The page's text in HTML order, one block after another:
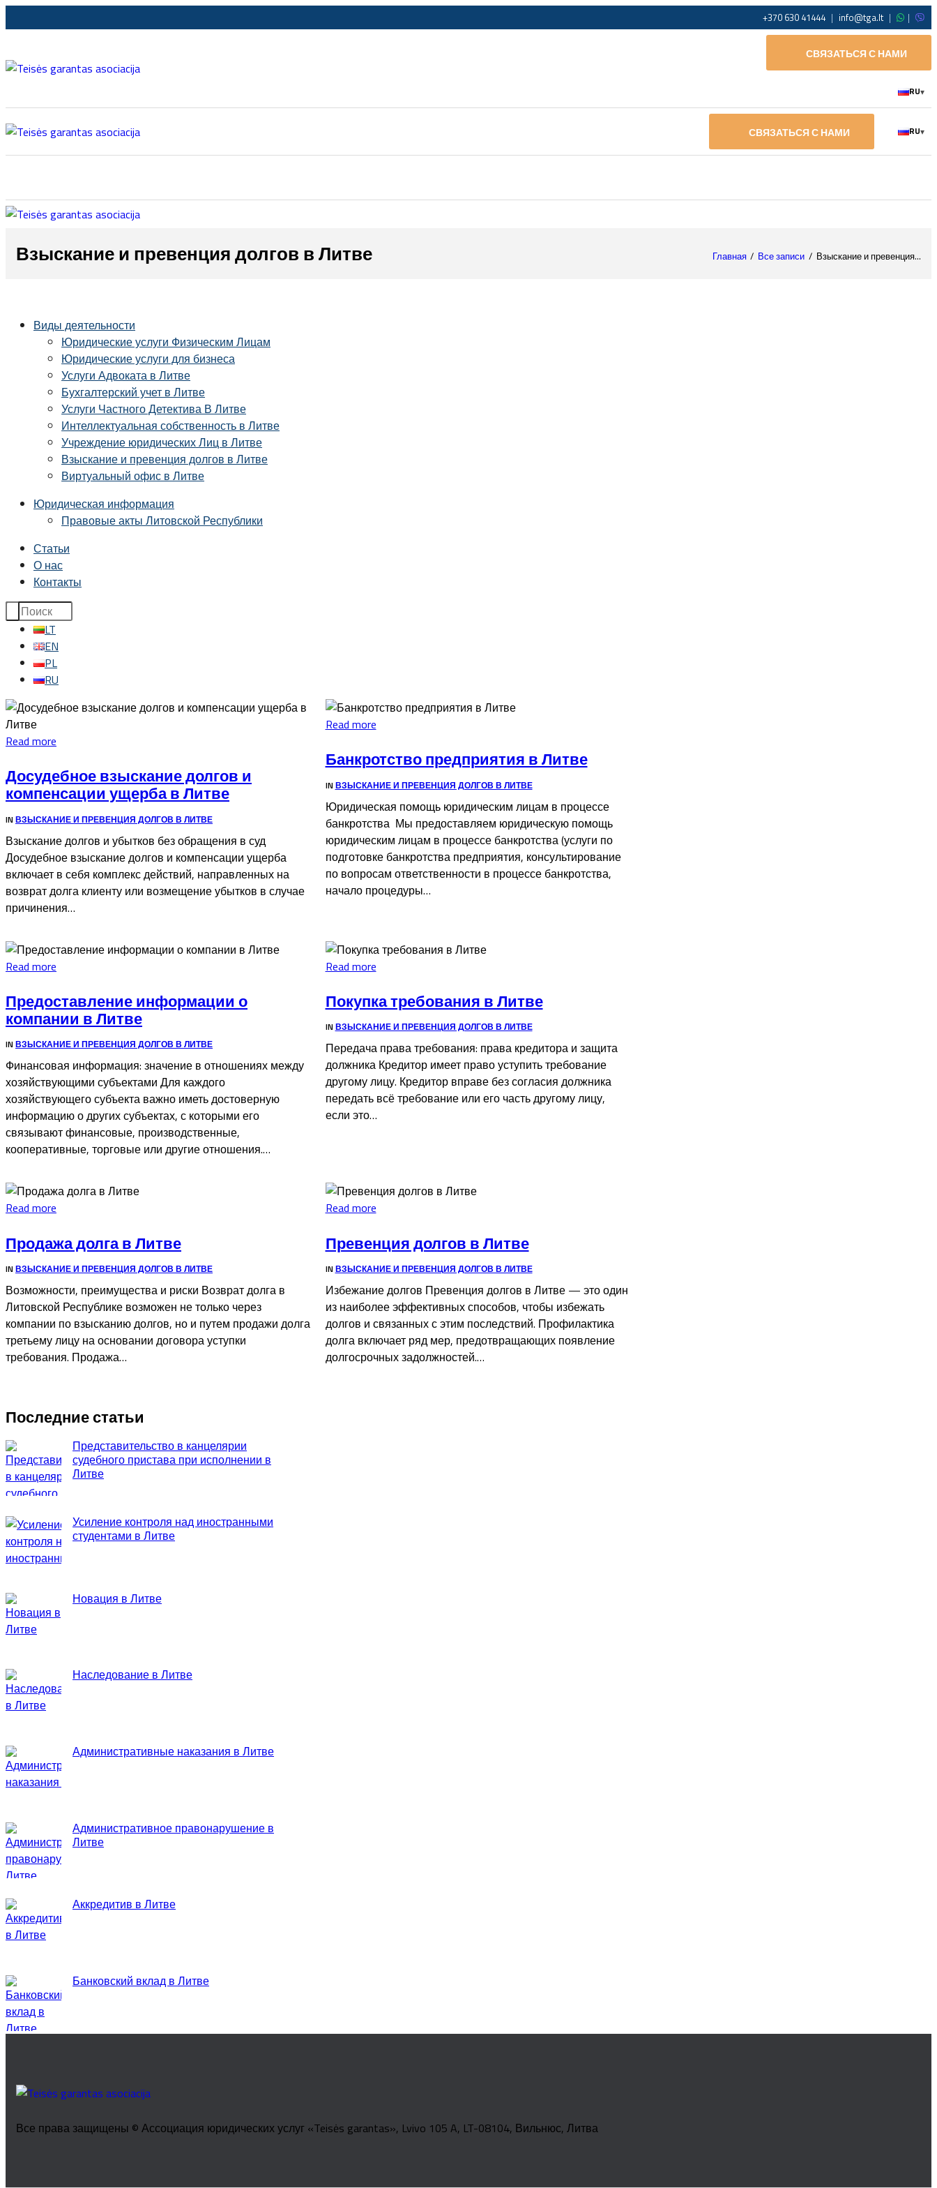
+370 630 41444 | info@tga.lt | |
СВЯЗАТЬСЯ С НАМИ
RU▾
СВЯЗАТЬСЯ С НАМИ RU▾
Взыскание и превенция долгов в Литве Главная Все записи Взыскание и превенция...
Виды деятельности
Юридические услуги Физическим Лицам
Юридические услуги для бизнеса
Услуги Адвоката в Литве
Бухгалтерский учет в Литве
Услуги Частного Детектива В Литве
Интеллектуальная собственность в Литве
Учреждение юридических Лиц в Литве
Взыскание и превенция долгов в Литве
Виртуальный офис в Литве
Юридическая информация
Правовые акты Литовской Республики
Статьи
О нас
Контакты
LT
EN
PL
RU
Read more
Досудебное взыскание долгов и
компенсации ущерба в Литве
IN ВЗЫСКАНИЕ И ПРЕВЕНЦИЯ ДОЛГОВ В ЛИТВЕ
Взыскание долгов и убытков без обращения в суд
Досудебное взыскание долгов и компенсации ущерба
включает в себя комплекс действий, направленных на
возврат долга клиенту или возмещение убытков в случае
причинения…
Read more
Банкротство предприятия в Литве
IN ВЗЫСКАНИЕ И ПРЕВЕНЦИЯ ДОЛГОВ В ЛИТВЕ
Юридическая помощь юридическим лицам в процессе
банкротства Мы предоставляем юридическую помощь
юридическим лицам в процессе банкротства (услуги по
подготовке банкротства предприятия, консультирование
по вопросам ответственности в процессе банкротства,
начало процедуры…
Read more
Предоставление информации о
компании в Литве
IN ВЗЫСКАНИЕ И ПРЕВЕНЦИЯ ДОЛГОВ В ЛИТВЕ
Финансовая информация: значение в отношениях между
хозяйствующими субъектами Для каждого
хозяйствующего субъекта важно иметь достоверную
информацию о других субъектах, с которыми его
связывают финансовые, производственные,
кооперативные, торговые или другие отношения.…
Read more
Покупка требования в Литве
IN ВЗЫСКАНИЕ И ПРЕВЕНЦИЯ ДОЛГОВ В ЛИТВЕ
Передача права требования: права кредитора и защита
должника Кредитор имеет право уступить требование
другому лицу. Кредитор вправе без согласия должника
передать всё требование или его часть другому лицу,
если это…
Read more
Продажа долга в Литве
IN ВЗЫСКАНИЕ И ПРЕВЕНЦИЯ ДОЛГОВ В ЛИТВЕ
Возможности, преимущества и риски Возврат долга в
Литовской Республике возможен не только через
компании по взысканию долгов, но и путем продажи долга
третьему лицу на основании договора уступки
требования. Продажа…
Read more
Превенция долгов в Литве
IN ВЗЫСКАНИЕ И ПРЕВЕНЦИЯ ДОЛГОВ В ЛИТВЕ
Избежание долгов Превенция долгов в Литве — это один
из наиболее эффективных способов, чтобы избежать
долгов и связанных с этим последствий. Профилактика
долга включает ряд мер, предотвращающих появление
долгосрочных задолжностей.…
Последние статьи
Представительство в канцелярии
судебного пристава при исполнении в
Литве
Усиление контроля над иностранными
студентами в Литве
Новация в Литве
Наследование в Литве
Административные наказания в Литве
Административное правонарушение в
Литве
Аккредитив в Литве
Банковский вклад в Литве
Все права защищены © Ассоциация юридических услуг «Teisės garantas», Lvivo 105 A, LT-08104, Вильнюс, Литва